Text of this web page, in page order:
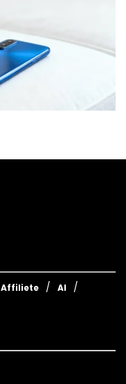
Affiliete
AI